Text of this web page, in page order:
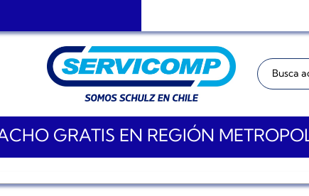
Buscar:
GRATIS EN REGIÓN